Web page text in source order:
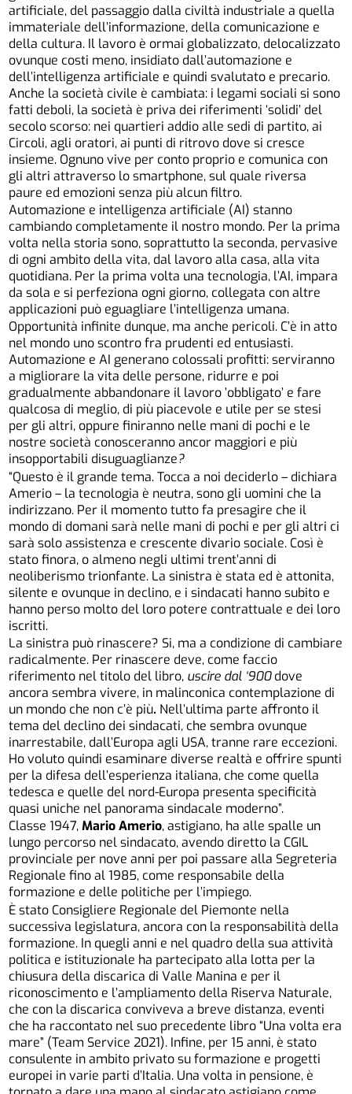
artificiale, del passaggio dalla civiltà industriale a quella
immateriale dell’informazione, della comunicazione e
della cultura. Il lavoro è ormai globalizzato, delocalizzato
ovunque costi meno, insidiato dall’automazione e
dell’intelligenza artificiale e quindi svalutato e precario.
Anche la società civile è cambiata: i legami sociali si sono
fatti deboli, la società è priva dei riferimenti ‘solidi’ del
secolo scorso: nei quartieri addio alle sedi di partito, ai
Circoli, agli oratori, ai punti di ritrovo dove si cresce
insieme. Ognuno vive per conto proprio e comunica con
gli altri attraverso lo smartphone, sul quale riversa
paure ed emozioni senza più alcun filtro.
Automazione e intelligenza artificiale (AI) stanno
cambiando completamente il nostro mondo. Per la prima
volta nella storia sono, soprattutto la seconda, pervasive
di ogni ambito della vita, dal lavoro alla casa, alla vita
quotidiana. Per la prima volta una tecnologia, l’AI, impara
da sola e si perfeziona ogni giorno, collegata con altre
applicazioni può eguagliare l’intelligenza umana.
Opportunità infinite dunque, ma anche pericoli. C’è in atto
nel mondo uno scontro fra prudenti ed entusiasti.
Automazione e AI generano colossali profitti: serviranno
a migliorare la vita delle persone, ridurre e poi
gradualmente abbandonare il lavoro ’obbligato’ e fare
qualcosa di meglio, di più piacevole e utile per se stesi
per gli altri, oppure finiranno nelle mani di pochi e le
nostre società conosceranno ancor maggiori e più
insopportabili disuguaglianze?
“Questo è il grande tema. Tocca a noi deciderlo – dichiara
Amerio – la tecnologia è neutra, sono gli uomini che la
indirizzano. Per il momento tutto fa presagire che il
mondo di domani sarà nelle mani di pochi e per gli altri ci
sarà solo assistenza e crescente divario sociale. Così è
stato finora, o almeno negli ultimi trent’anni di
neoliberismo trionfante. La sinistra è stata ed è attonita,
silente e ovunque in declino, e i sindacati hanno subito e
hanno perso molto del loro potere contrattuale e dei loro
iscritti.
La sinistra può rinascere? Si, ma a condizione di cambiare
radicalmente. Per rinascere deve, come faccio
riferimento nel titolo del libro, uscire dal ‘900 dove
ancora sembra vivere, in malinconica contemplazione di
un mondo che non c’è più. Nell’ultima parte affronto il
tema del declino dei sindacati, che sembra ovunque
inarrestabile, dall’Europa agli USA, tranne rare eccezioni.
Ho voluto quindi esaminare diverse realtà e offrire spunti
per la difesa dell’esperienza italiana, che come quella
tedesca e quelle del nord-Europa presenta specificità
quasi uniche nel panorama sindacale moderno”.
Classe 1947,Mario Amerio, astigiano, ha alle spalle un
lungo percorso nel sindacato, avendo diretto la CGIL
provinciale per nove anni per poi passare alla Segreteria
Regionale fino al 1985, come responsabile della
formazione e delle politiche per l’impiego.
È stato Consigliere Regionale del Piemonte nella
successiva legislatura, ancora con la responsabilità della
formazione. In quegli anni e nel quadro della sua attività
politica e istituzionale ha partecipato alla lotta per la
chiusura della discarica di Valle Manina e per il
riconoscimento e l’ampliamento della Riserva Naturale,
che con la discarica conviveva a breve distanza, eventi
che ha raccontato nel suo precedente libro “Una volta era
mare” (Team Service 2021). Infine, per 15 anni, è stato
consulente in ambito privato su formazione e progetti
europei in varie parti d’Italia. Una volta in pensione, è